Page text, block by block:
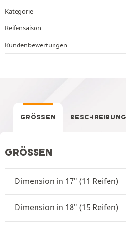
Kategorie
Reifensaison
Kundenbewertungen
GRÖSSEN BESCHREIBUNG
GRÖSSEN
Dimension in 17" (11 Reifen)
Dimension in 18" (15 Reifen)